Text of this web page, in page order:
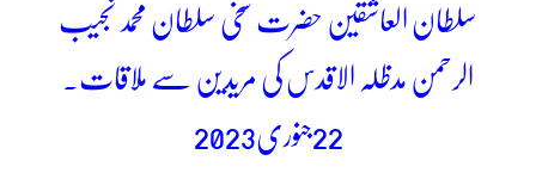
سلطان العاشقین حضرت سخی سلطان محمد نجیب
الرحمن مدظلہ الاقدس کی مریدین سے ملاقات۔
22جنوری2023